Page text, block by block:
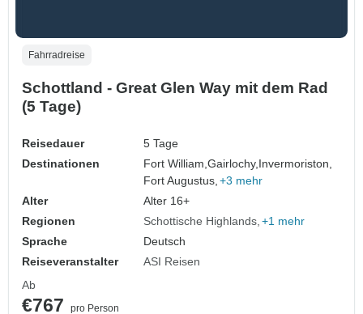
Fahrradreise
Schottland - Great Glen Way mit dem Rad
(5 Tage)
Reisedauer
5 Tage
Destinationen
Fort William,Gairlochy,Invermoriston,
Fort Augustus, +3 mehr
Alter
Alter 16+
Regionen
Schottische Highlands +1 mehr
Sprache
Deutsch
Reiseveranstalter
ASI Reisen
Ab
€767
pro Person